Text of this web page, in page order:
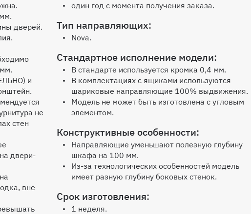
перегородка
мм
до 1200 мм
до 600мм
дверей.
и
не
стен
двери-
вне
один год с момента получения заказа.
Тип направляющих:
Nova.
Стандартное исполнение модели:
В стандарте используется кромка 0,4 мм.
В комплектациях с ящиками используются
шариковые направляющие 100% выдвижения.
Модель не может быть изготовлена с угловым
элементом.
Конструктивные особенности:
Направляющие уменьшают полезную глубину
шкафа на 100 мм.
Из-за технологических особенностей модель
имеет разную глубину боковых стенок.
Срок изготовления:
1 неделя.